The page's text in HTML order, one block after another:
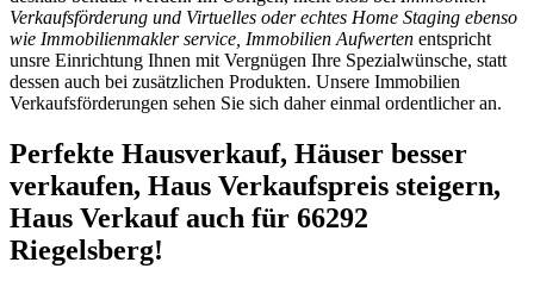
Verkaufsförderung und Virtuelles oder echtes Home Staging ebenso
wie Immobilienmakler service, Immobilien Aufwerten entspricht
unsre Einrichtung Ihnen mit Vergnügen Ihre Spezialwünsche, statt
dessen auch bei zusätzlichen Produkten. Unsere Immobilien
Verkaufsförderungen sehen Sie sich daher einmal ordentlicher an.
Perfekte Hausverkauf, Häuser besser
verkaufen, Haus Verkaufspreis steigern,
Haus Verkauf auch für 66292
Riegelsberg!